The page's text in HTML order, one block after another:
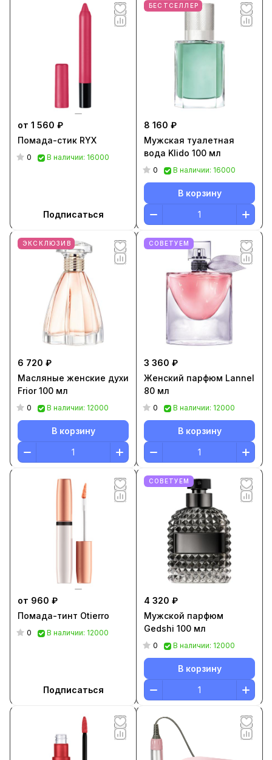
от 1 560 ₽
Помада-стик RYX
0 В наличии: 16000
Подписаться
БЕСТСЕЛЛЕР
8 160 ₽
Мужская туалетная
вода Klido 100 мл
0 В наличии: 16000
В корзину
ЭКСКЛЮЗИВ
6 720 ₽
Масляные женские духи
Frior 100 мл
0 В наличии: 12000
В корзину
СОВЕТУЕМ
3 360 ₽
Женский парфюм Lannel
80 мл
0 В наличии: 12000
В корзину
от 960 ₽
Помада-тинт Otierro
0 В наличии: 12000
Подписаться
СОВЕТУЕМ
4 320 ₽
Мужской парфюм
Gedshi 100 мл
0 В наличии: 12000
В корзину